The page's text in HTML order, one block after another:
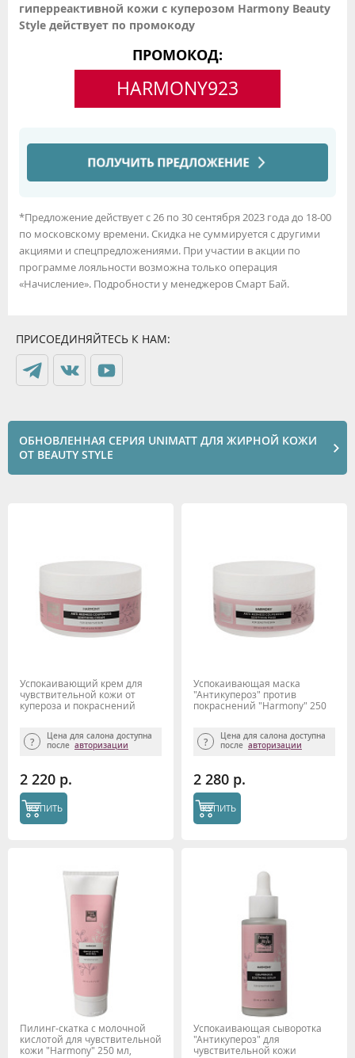
гиперреактивной кожи с куперозом Harmony Beauty
Style действует по промокоду
ПРОМОКОД:
HARMONY923
*Предложение действует с 26 по 30 сентября 2023 года до 18-00
по московскому времени. Скидка не суммируется с другими
акциями и спецпредложениями. При участии в акции по
программе лояльности возможна только операция
«Начисление». Подробности у менеджеров Смарт Бай.
ПРИСОЕДИНЯЙТЕСЬ К НАМ:
ОБНОВЛЕННАЯ СЕРИЯ UNIMATT ДЛЯ ЖИРНОЙ КОЖИ
ОТ BEAUTY STYLE
Успокаивающий крем для
чувствительной кожи от
купероза и покраснений
Цена для салона доступна
после авторизации
2 220 р.
КУПИТЬ
Успокаивающая маска
"Антикупероз" против
покраснений "Harmony" 250
Цена для салона доступна
после авторизации
2 280 р.
КУПИТЬ
Пилинг-скатка с молочной
кислотой для чувствительной
кожи "Harmony" 250 мл,
Успокаивающая сыворотка
"Антикупероз" для
чувствительной кожи